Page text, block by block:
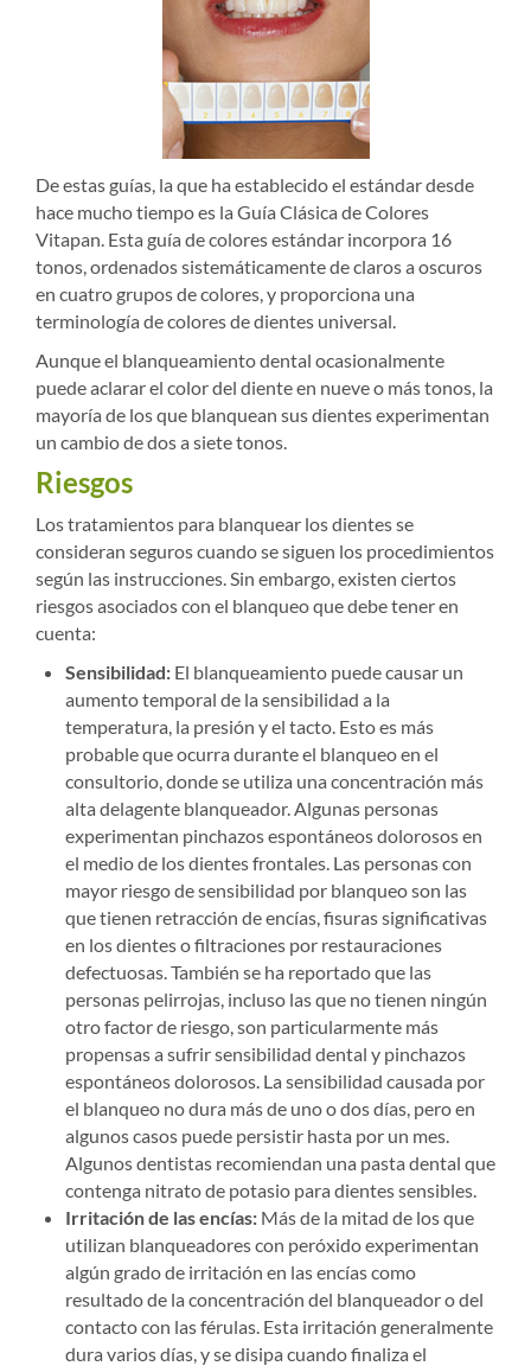
De estas guías, la que ha establecido el estándar desde
hace mucho tiempo es la Guía Clásica de Colores
Vitapan. Esta guía de colores estándar incorpora 16
tonos, ordenados sistemáticamente de claros a oscuros
en cuatro grupos de colores, y proporciona una
terminología de colores de dientes universal.
Aunque el blanqueamiento dental ocasionalmente
puede aclarar el color del diente en nueve o más tonos, la
mayoría de los que blanquean sus dientes experimentan
un cambio de dos a siete tonos.
Riesgos
Los tratamientos para blanquear los dientes se
consideran seguros cuando se siguen los procedimientos
según las instrucciones. Sin embargo, existen ciertos
riesgos asociados con el blanqueo que debe tener en
cuenta:
Sensibilidad: El blanqueamiento puede causar un
aumento temporal de la sensibilidad a la
temperatura, la presión y el tacto. Esto es más
probable que ocurra durante el blanqueo en el
consultorio, donde se utiliza una concentración más
alta delagente blanqueador. Algunas personas
experimentan pinchazos espontáneos dolorosos en
el medio de los dientes frontales. Las personas con
mayor riesgo de sensibilidad por blanqueo son las
que tienen retracción de encías, fisuras significativas
en los dientes o filtraciones por restauraciones
defectuosas. También se ha reportado que las
personas pelirrojas, incluso las que no tienen ningún
otro factor de riesgo, son particularmente más
propensas a sufrir sensibilidad dental y pinchazos
espontáneos dolorosos. La sensibilidad causada por
el blanqueo no dura más de uno o dos días, pero en
algunos casos puede persistir hasta por un mes.
Algunos dentistas recomiendan una pasta dental que
contenga nitrato de potasio para dientes sensibles.
Irritación de las encías: Más de la mitad de los que
utilizan blanqueadores con peróxido experimentan
algún grado de irritación en las encías como
resultado de la concentración del blanqueador o del
contacto con las férulas. Esta irritación generalmente
dura varios días, y se disipa cuando finaliza el